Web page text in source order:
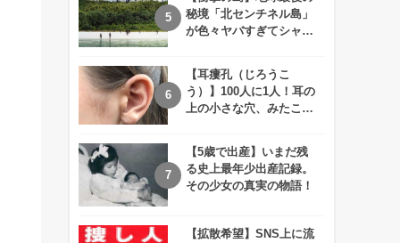
秘境「北センチネル島」
が色々ヤバすぎてシャレ
【耳瘻孔（じろうこ
う）】100人に1人！耳の
上の小さな穴、みたこと
【5歳で出産】いまだ残
る史上最年少出産記録。
その少女の真実の物語！
【拡散希望】SNS上に流